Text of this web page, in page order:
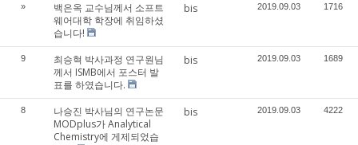
»
백은옥 교수님께서 소프트
웨어대학 학장에 취임하셨
습니다!
bis 2019.09.03 1716
9
최승혁 박사과정 연구원님
께서 ISMB에서 포스터 발
표를 하였습니다.
bis 2019.09.03 1689
8
나승진 박사님의 연구논문
MODplus가 Analytical
Chemistry에 게제되었습
bis 2019.09.03 4222